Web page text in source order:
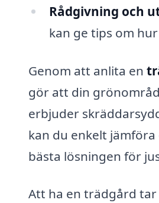
Rådgivning och
kan ge tips om
Genom att anlita en
gör att din
erbjuder
kan du enkelt
bästa lösningen för
Att ha en trädgård